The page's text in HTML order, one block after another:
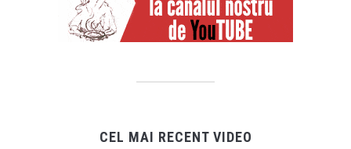
CEL MAI RECENT VIDEO